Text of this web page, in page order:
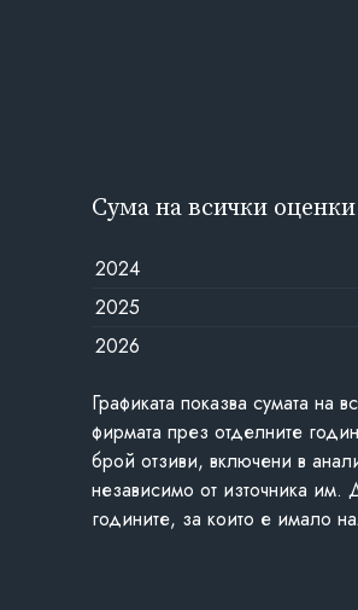
Сума на всички
2024
2025
2026
Графиката показва сумата на
фирмата през отделните
брой отзиви, включени в
независимо от източника им.
годините, за които е имало